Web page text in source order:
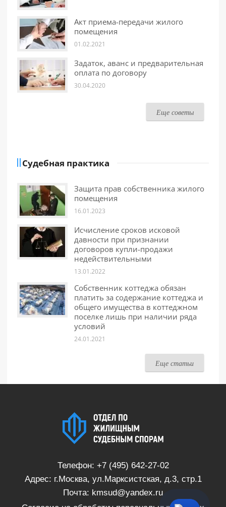
Акт приема-передачи жилого
помещения
01.02.2021
Задаток, аванс и предварительная
оплата по договору
30.04.2020
Еще советы
Судебная практика
Защита прав собственника жилого
помещения
16.01.2023
Исчисление сроков исковой
давности при признании
договоров купли-продажи
недействительными
13.01.2022
Собственник коттеджа обязан
платить за содержание коттеджа и
общего имущества в коттеджном
поселке лишь при наличии ряда
условий
24.01.2021
Еще статьи
Телефон: +7 (495) 642-27-02
Адрес: г.Москва, ул.Марксистская, д.3, стр.1
Почта: kmsud@yandex.ru